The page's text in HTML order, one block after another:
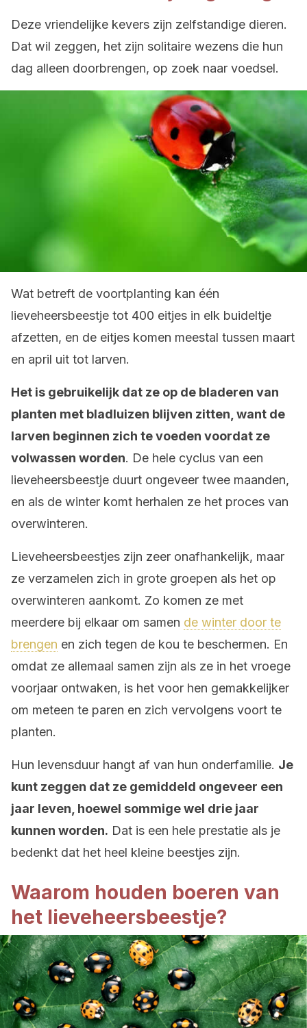
Deze vriendelijke kevers zijn zelfstandige dieren.
Dat wil zeggen, het zijn solitaire wezens die hun
dag alleen doorbrengen, op zoek naar voedsel.
Wat betreft de voortplanting kan één
lieveheersbeestje tot 400 eitjes in elk buideltje
afzetten, en de eitjes komen meestal tussen maart
en april uit tot larven.
Het is gebruikelijk dat ze op de bladeren van
planten met bladluizen blijven zitten, want de
larven beginnen zich te voeden voordat ze
volwassen worden. De hele cyclus van een
lieveheersbeestje duurt ongeveer twee maanden,
en als de winter komt herhalen ze het proces van
overwinteren.
Lieveheersbeestjes zijn zeer onafhankelijk, maar
ze verzamelen zich in grote groepen als het op
overwinteren aankomt. Zo komen ze met
meerdere bij elkaar om samen de winter door te
brengen en zich tegen de kou te beschermen. En
omdat ze allemaal samen zijn als ze in het vroege
voorjaar ontwaken, is het voor hen gemakkelijker
om meteen te paren en zich vervolgens voort te
planten.
Hun levensduur hangt af van hun onderfamilie. Je
kunt zeggen dat ze gemiddeld ongeveer een
jaar leven, hoewel sommige wel drie jaar
kunnen worden. Dat is een hele prestatie als je
bedenkt dat het heel kleine beestjes zijn.
Waarom houden boeren van
het lieveheersbeestje?